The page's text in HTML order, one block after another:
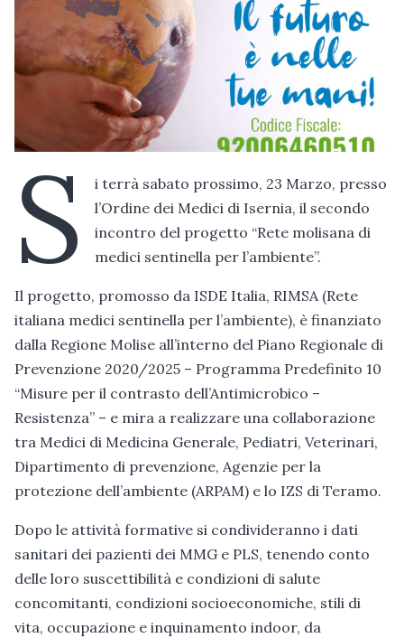
S
i terrà sabato prossimo, 23 Marzo, presso
l’Ordine dei Medici di Isernia, il secondo
incontro del progetto “Rete molisana di
medici sentinella per l’ambiente”.
Il progetto, promosso da ISDE Italia, RIMSA (Rete
italiana medici sentinella per l’ambiente), è finanziato
dalla Regione Molise all’interno del Piano Regionale di
Prevenzione 2020/2025 – Programma Predefinito 10
“Misure per il contrasto dell’Antimicrobico –
Resistenza” – e mira a realizzare una collaborazione
tra Medici di Medicina Generale, Pediatri, Veterinari,
Dipartimento di prevenzione, Agenzie per la
protezione dell’ambiente (ARPAM) e lo IZS di Teramo.
Dopo le attività formative si condivideranno i dati
sanitari dei pazienti dei MMG e PLS, tenendo conto
delle loro suscettibilità e condizioni di salute
concomitanti, condizioni socioeconomiche, stili di
vita, occupazione e inquinamento indoor, da